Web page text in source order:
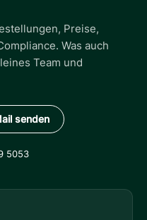
Preise,
Was auch
Team und
senden
5053